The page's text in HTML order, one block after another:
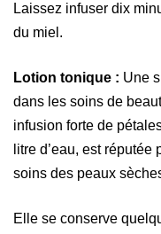
Laissez infuser dix
du miel.
Lotion tonique : Une
dans les soins de
infusion forte de
litre d’eau, est
soins des peaux
Elle se conserve